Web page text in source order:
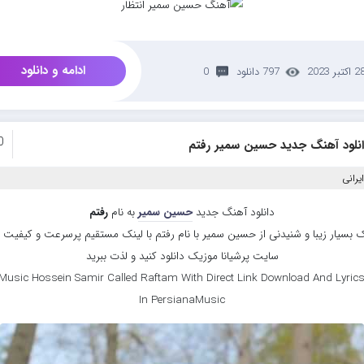
2023 797 دانلود 0 ادامه و دانلود
آهنگ جدید حسین سمیر رفتم
دانلود آهنگ جدیدحسین سمیربه نام رفتم
بسیار زیبا و شنیدنی از حسین سمیر با نام رفتم با لینک مستقیم پرسرعت و کیفیت
سایت پرشیانا موزیک دانلود کنید و لذت ببرید
Hossein Samir Called Raftam With Direct Link Download And
In PersianaMusic